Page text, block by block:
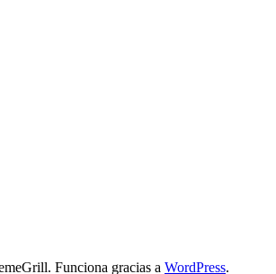
Funciona gracias a WordPress.